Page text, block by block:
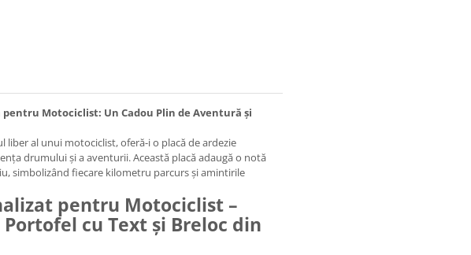
Motociclist: Un Cadou Plin de Aventură și
liber al unui motociclist, oferă-i o placă de ardezie
drumului și a aventurii. Această placă adaugă o notă
simbolizând fiecare kilometru parcurs și amintirile
pentru Motociclist –
cu Text și Breloc din